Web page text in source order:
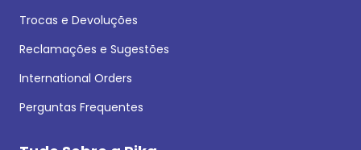
Trocas e Devoluções
Reclamações e Sugestões
International Orders
Perguntas Frequentes